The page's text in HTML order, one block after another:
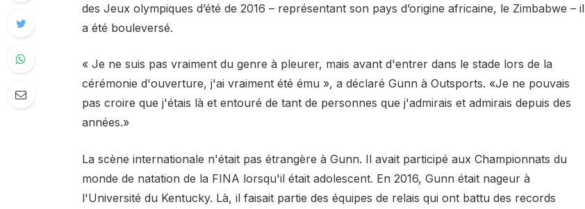
des Jeux olympiques d’été de 2016 – représentant son pays d’origine africaine, le Zimbabwe – il
a été bouleversé.
« Je ne suis pas vraiment du genre à pleurer, mais avant d'entrer dans le stade lors de la
cérémonie d'ouverture, j'ai vraiment été ému », a déclaré Gunn à Outsports. «Je ne pouvais
pas croire que j'étais là et entouré de tant de personnes que j'admirais et admirais depuis des
années.»
La scène internationale n'était pas étrangère à Gunn. Il avait participé aux Championnats du
monde de natation de la FINA lorsqu'il était adolescent. En 2016, Gunn était nageur à
l'Université du Kentucky. Là, il faisait partie des équipes de relais qui ont battu des records